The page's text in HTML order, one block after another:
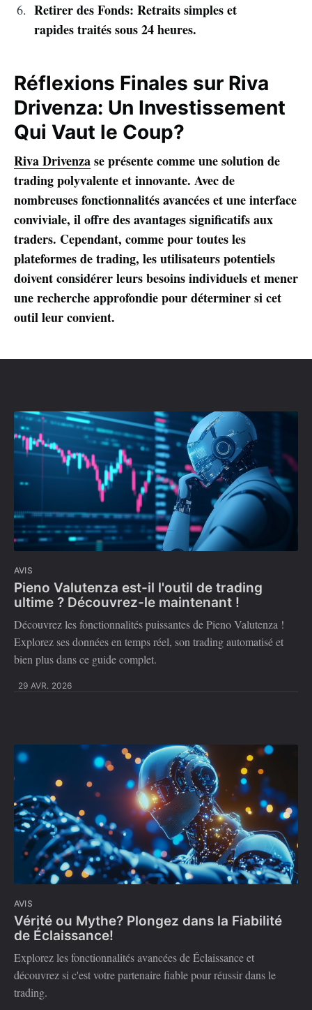
Retirer des Fonds: Retraits simples et
rapides traités sous 24 heures.
Réflexions Finales sur Riva
Drivenza: Un Investissement
Qui Vaut le Coup?
Riva Drivenzase présente comme une solution de
trading polyvalente et innovante. Avec de
nombreuses fonctionnalités avancées et une interface
conviviale, il offre des avantages significatifs aux
traders. Cependant, comme pour toutes les
plateformes de trading, les utilisateurs potentiels
doivent considérer leurs besoins individuels et mener
une recherche approfondie pour déterminer si cet
outil leur convient.
AVIS
Pieno Valutenza est-il l'outil de trading
ultime ? Découvrez-le maintenant !
Découvrez les fonctionnalités puissantes de Pieno Valutenza !
Explorez ses données en temps réel, son trading automatisé et
bien plus dans ce guide complet.
29 AVR. 2026
AVIS
Vérité ou Mythe? Plongez dans la Fiabilité
de Éclaissance!
Explorez les fonctionnalités avancées de Éclaissance et
découvrez si c'est votre partenaire fiable pour réussir dans le
trading.